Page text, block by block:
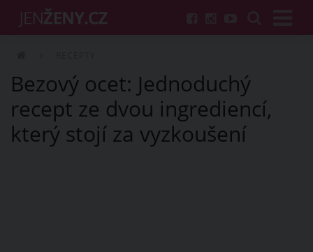
Bezový ocet: Jednoduchý
recept ze dvou ingrediencí,
který stojí za vyzkoušení